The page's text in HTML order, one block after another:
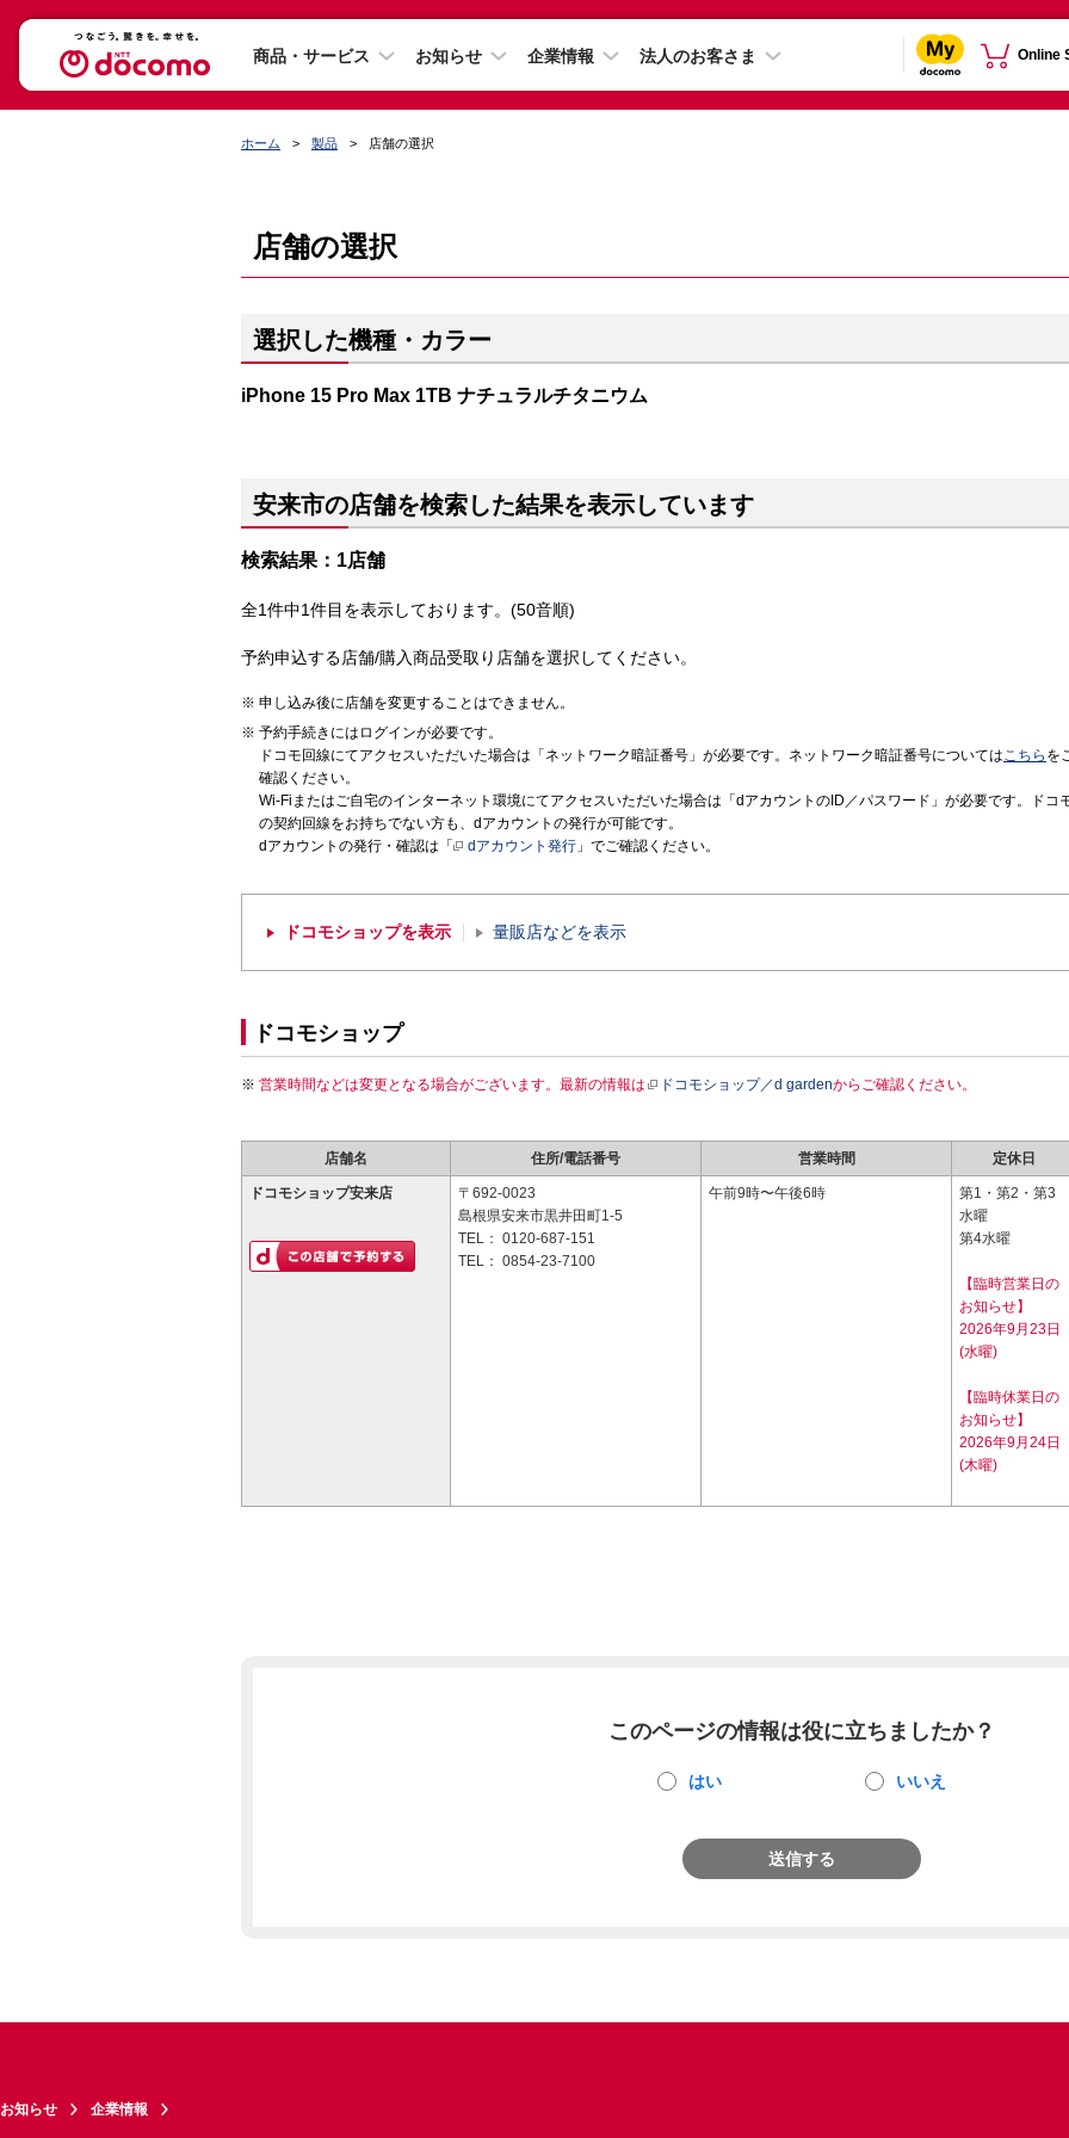
商品・サービス お知らせ 企業情報 法人のお客さま Online
ホーム 製品 店舗の選択
店舗の選択
選択した機種・カラー
iPhone 15 Pro Max 1TB ナチュラルチタニウム
安来市の店舗を検索した結果を表示しています
検索結果：1店舗
全1件中1件目を表示しております。(50音順)
予約申込する店舗/購入商品受取り店舗を選択してください。
申し込み後に店舗を変更することはできません。
予約手続きにはログインが必要です。
ドコモ回線にてアクセスいただいた場合は「ネットワーク暗証番号」が必要です。ネットワーク暗証番号についてはこちら を
確認ください。
Wi-Fiまたはご自宅のインターネット環境にてアクセスいただいた場合は「dアカウントのID／パスワード」が必要です。ドコ
の契約回線をお持ちでない方も、dアカウントの発行が可能です。
dアカウントの発行・確認は「
dアカウント発行 」でご確認ください。
ドコモショップを表示 量販店などを表示
ドコモショップ
営業時間などは変更となる場合がございます。最新の情報は ドコモショップ／d gardenからご確認ください。
店舗名 住所/電話番号 営業時間 定休日
ドコモショップ安来店
〒692-0023
島根県安来市黒井田町1-5
TEL： 0120-687-151
TEL： 0854-23-7100
午前9時〜午後6時
第1・第2・第3
水曜
第4水曜
【臨時営業日の
お知らせ】
2026年9月23日
(水曜)
【臨時休業日の
お知らせ】
2026年9月24日
(木曜)
このページの情報は役に立ちましたか？
はい いいえ
送信する
お知らせ 企業情報